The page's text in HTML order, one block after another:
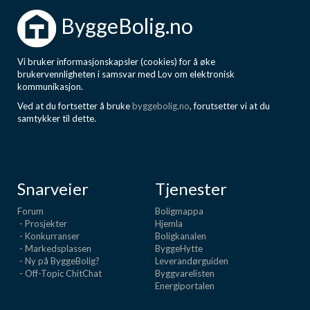
Boligmappa+
Få mer ut av Boligmappa
ByggeBolig.no
Vi bruker informasjonskapsler (cookies) for å øke
brukervennligheten i samsvar med Lov om elektronisk
kommunikasjon.
Ved at du fortsetter å brukebyggebolig.no, forutsetter vi at du
samtykker til dette.
Snarveier
Forum
- Prosjekter
- Konkurranser
- Markedsplassen
- Ny på ByggeBolig?
- Off-Topic ChitChat
Tjenester
Boligmappa
Hjemla
Boligkanalen
ByggeHytte
Leverandørguiden
Byggvarelisten
Energiportalen